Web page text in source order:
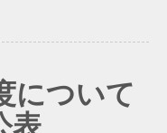
について
表